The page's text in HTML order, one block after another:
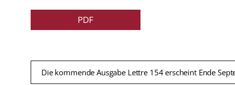
PDF
Die kommende Ausgabe Lettre 154 erscheint Ende